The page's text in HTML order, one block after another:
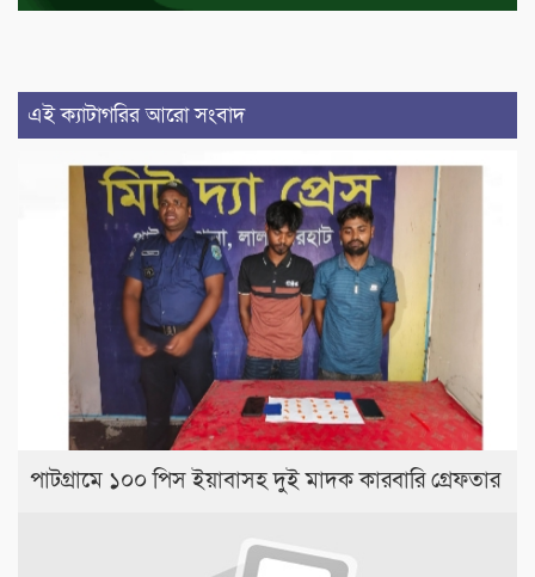
এই ক্যাটাগরির আরো সংবাদ
পাটগ্রামে ১০০ পিস ইয়াবাসহ দুই মাদক কারবারি গ্রেফতার